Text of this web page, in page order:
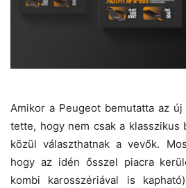
Amikor a Peugeot bemutatta az
tette, hogy nem csak a klasszikus
közül választhatnak a vevők.
hogy az idén ősszel piacra
kombi karosszériával is